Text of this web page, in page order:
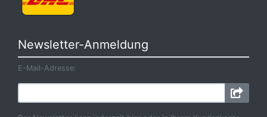
Newsletter-Anmeldung
E-Mail-Adresse: